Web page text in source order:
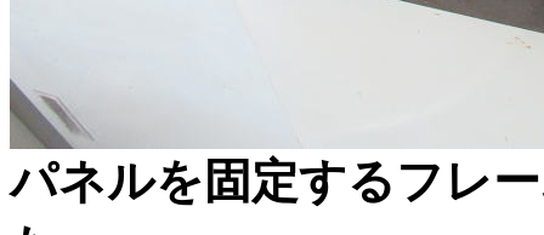
パネルを固定するフレ